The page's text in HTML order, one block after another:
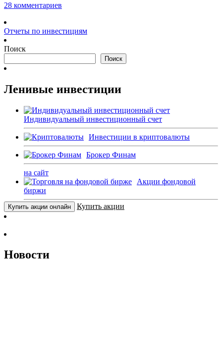
28 комментариев
Отчеты по инвестициям
Поиск
Поиск
Ленивые инвестиции
Индивидуальный инвестиционный счет
Инвестиции в криптовалюты
Брокер Финам
на сайт
Акции фондовой
биржи
Купить акции онлайн Купить акции
Новости